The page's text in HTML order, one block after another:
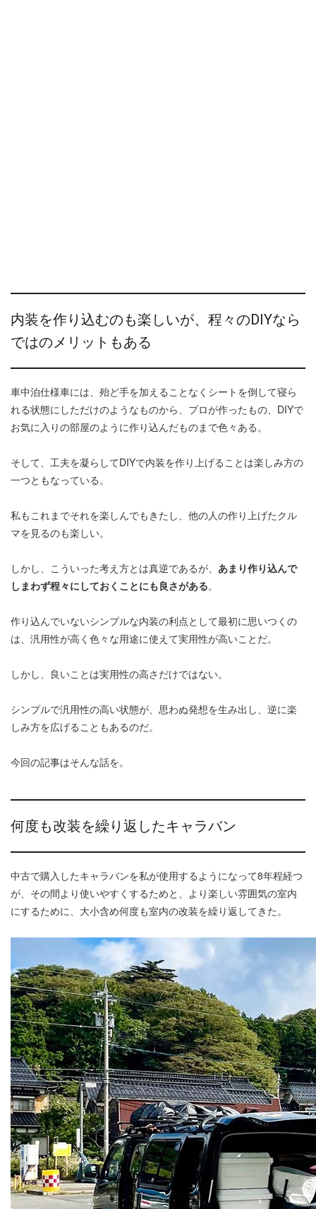
内装を作り込むのも楽しいが、程々のDIYなら
ではのメリットもある
車中泊仕様車には、殆ど手を加えることなくシートを倒して寝ら
れる状態にしただけのようなものから、プロが作ったもの、DIYで
お気に入りの部屋のように作り込んだものまで色々ある。
そして、工夫を凝らしてDIYで内装を作り上げることは楽しみ方の
一つともなっている。
私もこれまでそれを楽しんでもきたし、他の人の作り上げたクル
マを見るのも楽しい。
しかし、こういった考え方とは真逆であるが、 あまり作り込んで
しまわず程々にしておくことにも良さがある。
作り込んでいないシンプルな内装の利点として最初に思いつくの
は、汎用性が高く色々な用途に使えて実用性が高いことだ。
しかし、良いことは実用性の高さだけではない。
シンプルで汎用性の高い状態が、思わぬ発想を生み出し、逆に楽
しみ方を広げることもあるのだ。
今回の記事はそんな話を。
何度も改装を繰り返したキャラバン
中古で購入したキャラバンを私が使用するようになって8年程経つ
が、その間より使いやすくするためと、より楽しい雰囲気の室内
にするために、大小含め何度も室内の改装を繰り返してきた。